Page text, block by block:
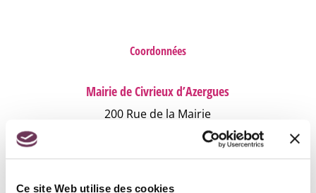
Ce site Web utilise des cookies
Coordonnées
Mairie de Civrieux d’Azergues
200 Rue de la Mairie
69380 Civrieux d’Azergues